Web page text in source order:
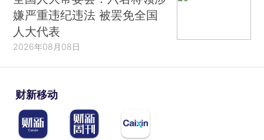
嫌严重违纪违法 被罢免全国
人大代表
2026年08月08日
财新移动